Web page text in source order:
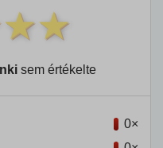
sem értékelte
0×